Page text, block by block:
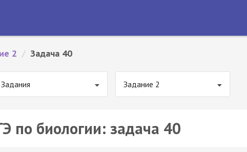
2 / Задача 40
Задания Задание 2
по биологии: задача 40